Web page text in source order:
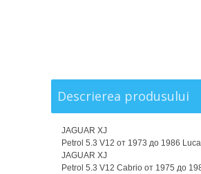
Descrierea produsului
JAGUAR XJ
Petrol 5.3 V12 от 1973 до 1986
JAGUAR XJ
Petrol 5.3 V12 Cabrio от 1975 до